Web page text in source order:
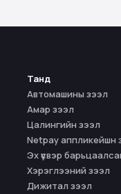
Танд
Автомашины зээл
Амар зээл
Цалингийн зээл
Netpay аппликейшн
Эх үүсвэр
Хэрэглээний зээл
Дижитал зээл